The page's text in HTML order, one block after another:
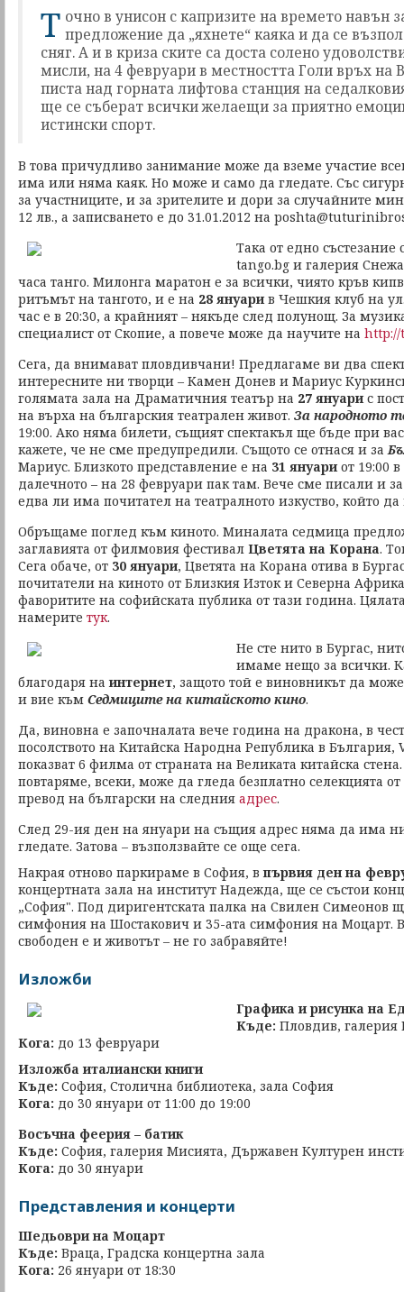
Т очно в унисон с капризите на времето навън
предложение да „яхнете“ каяка и да се
сняг. А и в криза ските са доста солено
мисли, на 4 февруари в местността Голи връх на
писта над горната лифтова станция на
ще се съберат всички желаещи за приятно
истински спорт.
В това причудливо занимание може да вземе участие
има или няма каяк. Но може и само да гледате. Със
за участниците, и за зрителите и дори за случайните
12 лв., а записването е до 31.01.2012 на
Така от едно
tango.bg и галерия
часа танго. Милонга маратон е за всички, чиято кръв
ритъмът на тангото, и е на 28 януарив Чешкия клуб на
час е в 20:30, а крайният – някъде след полунощ. За
специалист от Скопие, а повече може да научите на http://
Сега, да внимават пловдивчани! Предлагаме ви два
интересните ни творци – Камен Донев и Мариус
голямата зала на Драматичния театър на 27 януарис
на върха на българския театрален живот. За народното
19:00. Ако няма билети, същият спектакъл ще бъде при
кажете, че не сме предупредили. Същото се отнася и за
Мариус. Близкото представление е на 31 януариот 19:00
далечното – на 28 февруари пак там. Вече сме писали и
едва ли има почитател на театралното изкуство, който
Обръщаме поглед към киното. Миналата седмица
заглавията от филмовия фестивал Цветята на Корана.
Сега обаче, от 30 януари, Цветята на Корана отива в
почитатели на киното от Близкия Изток и Северна
фаворитите на софийската публика от тази година.
намерите тук.
Не сте нито в Бургас,
имаме нещо за всички.
благодаря наинтернет, защото той е виновникът да
и вие към Седмиците на китайското кино.
Да, виновна е започналата вече година на дракона, в
посолството на Китайска Народна Република в
показват 6 филма от страната на Великата китайска
повтаряме, всеки, може да гледа безплатно селекцията
превод на български на следния адрес.
След 29-ия ден на януари на същия адрес няма да има
гледате. Затова – възползвайте се още сега.
Накрая отново паркираме в София, впървия ден на
концертната зала на институт Надежда, ще се състои
„София". Под диригентската палка на Свилен Симеонов
симфония на Шостакович и 35-ата симфония на Моцарт.
свободен е и животът – не го забравяйте!
Изложби
Графика и рисунка на
Къде: Пловдив, галерия
Кога: до 13 февруари
Изложба италиански книги
Къде: София, Столична библиотека, зала София
Кога: до 30 януари от 11:00 до 19:00
Восъчна феерия – батик
Къде: София, галерия Мисията, Държавен Културен
Кога: до 30 януари
Представления и концерти
Шедьоври на Моцарт
Къде: Враца, Градска концертна зала
Кога: 26 януари от 18:30